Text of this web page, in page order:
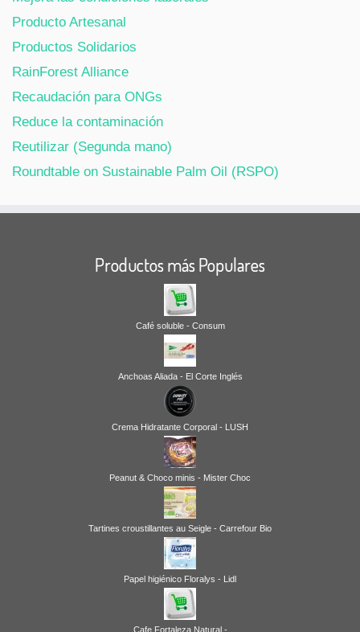
Producto Artesanal
Productos Solidarios
RainForest Alliance
Recaudación para ONGs
Reduce la contaminación
Reutilizar (Segunda mano)
Roundtable on Sustainable Palm Oil (RSPO)
Productos más Populares
Café soluble - Consum
Anchoas Aliada - El Corte Inglés
Crema Hidratante Corporal - LUSH
Peanut & Choco minis - Mister Choc
Tartines croustillantes au Seigle - Carrefour Bio
Papel higiénico Floralys - Lidl
Cafe Fortaleza Natural -